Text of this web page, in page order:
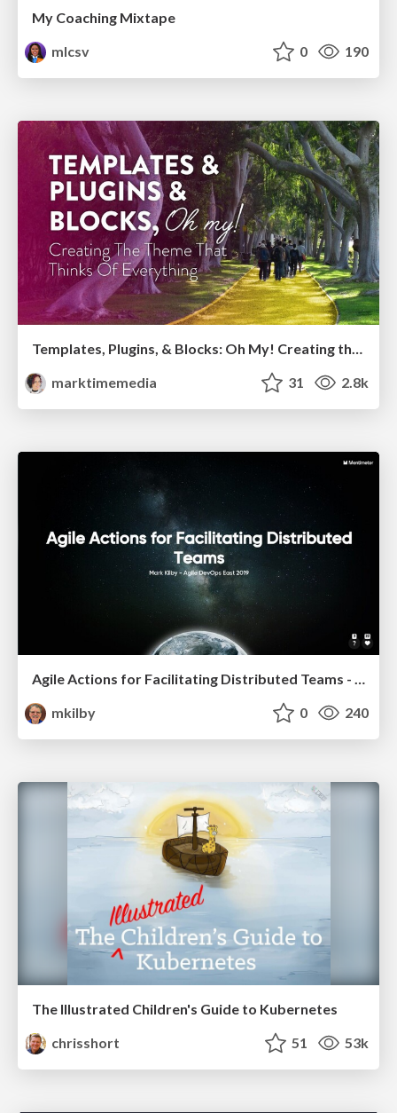
My Coaching Mixtape
mlcsv
0 190
marktimemedia
31 2.8k
Agile Actions for Facilitating Distributed Teams - ADO2019
mkilby
0 240
The Illustrated Children's Guide to Kubernetes
chrisshort
51 53k